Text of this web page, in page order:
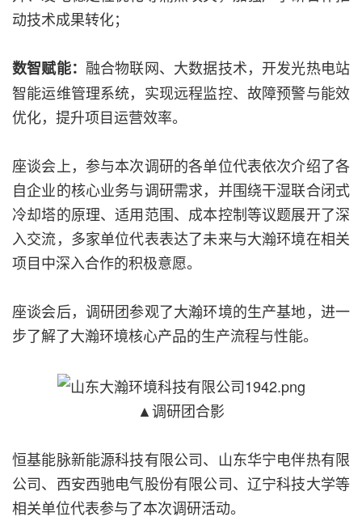
动技术成果转化；
数智赋能： 融合物联网、大数据技术，开发光热电站
智能运维管理系统，实现远程监控、故障预警与能效
优化，提升项目运营效率。
座谈会上，参与本次调研的各单位代表依次介绍了各
自企业的核心业务与调研需求，并围绕干湿联合闭式
冷却塔的原理、适用范围、成本控制等议题展开了深
入交流，多家单位代表表达了未来与大瀚环境在相关
项目中深入合作的积极意愿。
座谈会后，调研团参观了大瀚环境的生产基地，进一
步了解了大瀚环境核心产品的生产流程与性能。
▲调研团合影
恒基能脉新能源科技有限公司、山东华宁电伴热有限
公司、西安西驰电气股份有限公司、辽宁科技大学等
相关单位代表参与了本次调研活动。